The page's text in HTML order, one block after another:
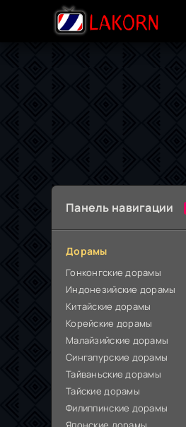
Панель навигации
Дорамы
Гонконгские дорамы
Индонезийские дорамы
Китайские дорамы
Корейские дорамы
Малайзийские дорамы
Сингапурские дорамы
Тайваньские дорамы
Тайские дорамы
Филиппинские дорамы